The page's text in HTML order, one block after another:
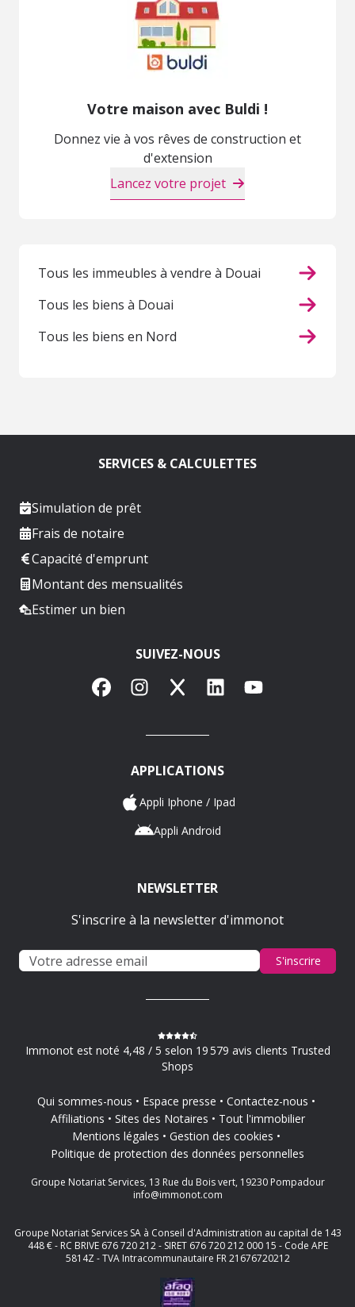
Votre maison avec Buldi !
Donnez vie à vos rêves de construction et
d'extension
Lancez votre projet
Tous les immeubles à vendre à Douai
Tous les biens à Douai
Tous les biens en Nord
SERVICES & CALCULETTES
Simulation de prêt
Frais de notaire
Capacité d'emprunt
Montant des mensualités
Estimer un bien
SUIVEZ-NOUS
FacebookInstagram
X LinkedInYouTube
APPLICATIONS
Appli Iphone / Ipad
Appli Android
NEWSLETTER
S'inscrire à la newsletter d'immonot
S'inscrire
Immonot est noté 4,48 / 5 selon 19 579 avis clients Trusted
Shops
Qui sommes-nous Espace presse
Contactez-nous
Affiliations
Sites des Notaires
Tout l'immobilier
Mentions légales
Gestion des cookies
Politique de protection des données personnelles
Groupe Notariat Services, 13 Rue du Bois vert, 19230 Pompadour
info@immonot.com
Groupe Notariat Services SA à Conseil d'Administration au capital de 143
448 € - RC BRIVE 676 720 212 - SIRET 676 720 212 000 15 - Code APE
5814Z - TVA Intracommunautaire FR 21676720212